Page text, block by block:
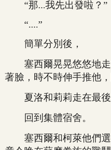
“那...我先出發啦？”
“....”
簡單分別後，
塞西爾晃晃悠悠地走
著臉，時不時伸手推他
夏洛和莉莉走在最後
回到集體宿舍。
塞西爾和柯萊他們選